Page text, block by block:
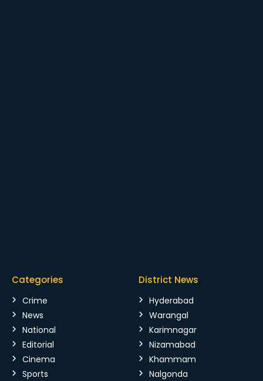
Categories
Crime
News
National
Editorial
Cinema
Sports
District News
Hyderabad
Warangal
Karimnagar
Nizamabad
Khammam
Nalgonda